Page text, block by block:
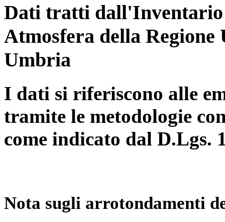
Dati tratti dall'Inventario
Atmosfera della
Umbria
I dati si riferiscono alle
tramite le metodologie
come indicato dal D.Lgs.
Nota sugli arrotondamenti